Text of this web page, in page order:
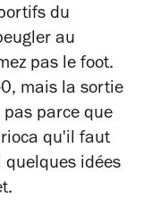
du
au
pas le foot.
mais la sortie
parce que
qu'il faut
quelques idées